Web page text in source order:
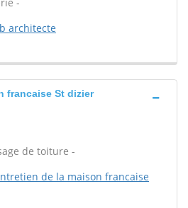
architecte
francaise St dizier
de toiture -
de la maison francaise